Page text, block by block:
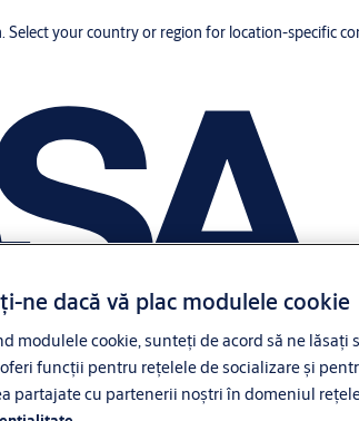
your country or region for location-specific
ne dacă vă plac modulele cookie
modulele cookie, sunteți de acord să ne
funcții pentru rețelele de socializare și
partajate cu partenerii noștri în domeniul